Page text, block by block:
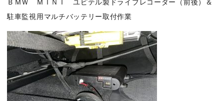
ＢＭＷ ＭＩＮＩ ユピテル製ドライブレコーダー（前後）＆
駐車監視用マルチバッテリー取付作業